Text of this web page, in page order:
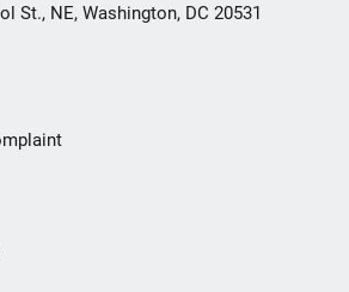
St., NE, Washington, DC 20531